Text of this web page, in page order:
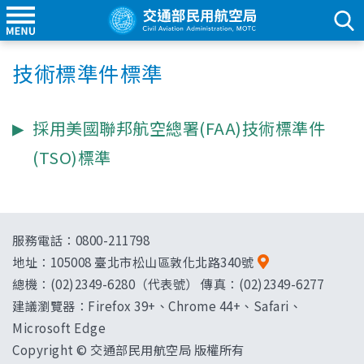
技術標準件標準
採用美國聯邦航空總署(FAA)技術標準件
(TSO)標準
服務電話：0800-211798
地址： 105008 臺北市松山區敦化北路340號
總機：(02)2349-6280（代表號） 傳真：(02)2349-6277
建議瀏覽器：Firefox 39+、Chrome 44+、Safari、
Microsoft Edge
Copyright © 交通部民用航空局 版權所有